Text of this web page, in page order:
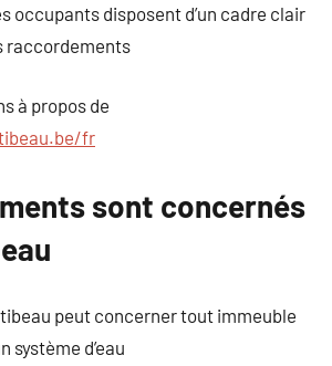
occupants disposent d’un cadre clair
raccordements
à propos de
fr
sont concernés
peut concerner tout immeuble
système d’eau